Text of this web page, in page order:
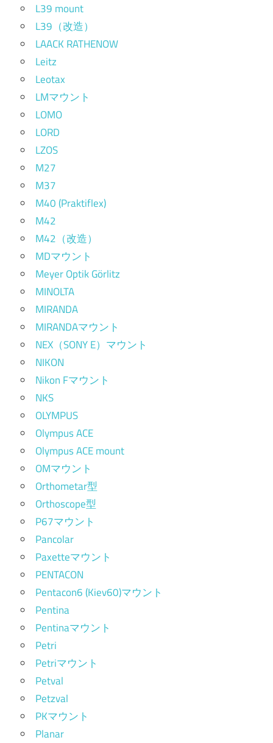
L39 mount
L39（改造）
LAACK RATHENOW
Leitz
Leotax
LMマウント
LOMO
LORD
LZOS
M27
M37
M40 (Praktiflex)
M42
M42（改造）
MDマウント
Meyer Optik Görlitz
MINOLTA
MIRANDA
MIRANDAマウント
NEX（SONY E）マウント
NIKON
Nikon Fマウント
NKS
OLYMPUS
Olympus ACE
Olympus ACE mount
OMマウント
Orthometar型
Orthoscope型
P67マウント
Pancolar
Paxetteマウント
PENTACON
Pentacon6 (Kiev60)マウント
Pentina
Pentinaマウント
Petri
Petriマウント
Petval
Petzval
PKマウント
Planar